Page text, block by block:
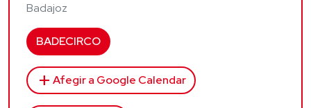
Badajoz
BADECIRCO
add Afegir a Google Calendar